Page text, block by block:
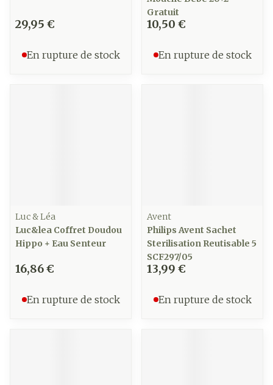
29,95 €
En rupture de stock
Gratuit
10,50 €
En rupture de stock
Luc & Léa
Luc&lea Coffret Doudou
Hippo + Eau Senteur
16,86 €
En rupture de stock
Avent
Philips Avent Sachet
Sterilisation Reutisable 5
SCF297/05
13,99 €
En rupture de stock